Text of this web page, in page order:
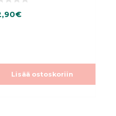
€
Lisää ostoskoriin